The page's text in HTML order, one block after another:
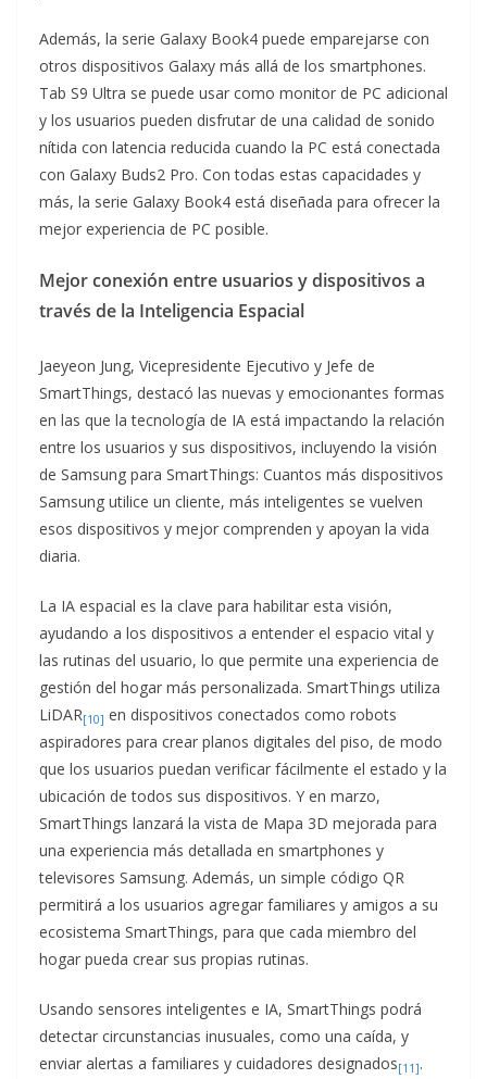
Además, la serie Galaxy Book4 puede emparejarse con
otros dispositivos Galaxy más allá de los smartphones.
Tab S9 Ultra se puede usar como monitor de PC adicional
y los usuarios pueden disfrutar de una calidad de sonido
nítida con latencia reducida cuando la PC está conectada
con Galaxy Buds2 Pro. Con todas estas capacidades y
más, la serie Galaxy Book4 está diseñada para ofrecer la
mejor experiencia de PC posible.
Mejor conexión entre usuarios y dispositivos a
través de la Inteligencia Espacial
Jaeyeon Jung, Vicepresidente Ejecutivo y Jefe de
SmartThings, destacó las nuevas y emocionantes formas
en las que la tecnología de IA está impactando la relación
entre los usuarios y sus dispositivos, incluyendo la visión
de Samsung para SmartThings: Cuantos más dispositivos
Samsung utilice un cliente, más inteligentes se vuelven
esos dispositivos y mejor comprenden y apoyan la vida
diaria.
La IA espacial es la clave para habilitar esta visión,
ayudando a los dispositivos a entender el espacio vital y
las rutinas del usuario, lo que permite una experiencia de
gestión del hogar más personalizada. SmartThings utiliza
LiDAR[10] en dispositivos conectados como robots
aspiradores para crear planos digitales del piso, de modo
que los usuarios puedan verificar fácilmente el estado y la
ubicación de todos sus dispositivos. Y en marzo,
SmartThings lanzará la vista de Mapa 3D mejorada para
una experiencia más detallada en smartphones y
televisores Samsung. Además, un simple código QR
permitirá a los usuarios agregar familiares y amigos a su
ecosistema SmartThings, para que cada miembro del
hogar pueda crear sus propias rutinas.
Usando sensores inteligentes e IA, SmartThings podrá
detectar circunstancias inusuales, como una caída, y
enviar alertas a familiares y cuidadores designados[11].